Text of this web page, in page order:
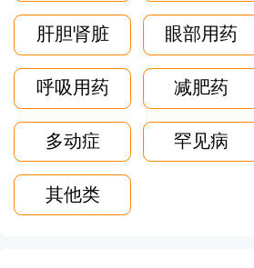
肝胆肾脏 眼部用药
呼吸用药 减肥药
多动症 罕见病
其他类